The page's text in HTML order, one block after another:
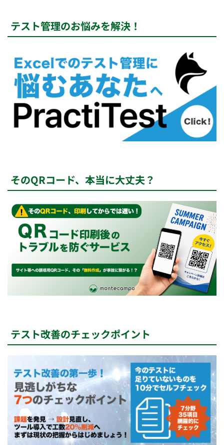
テスト管理のお悩みを解決！
そのQRコード、本当に大丈夫？
テスト改善のチェックポイント